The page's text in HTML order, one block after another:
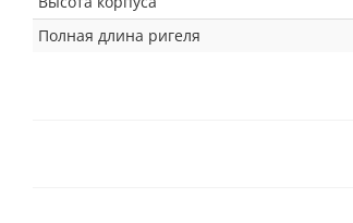
Полная длина ригеля